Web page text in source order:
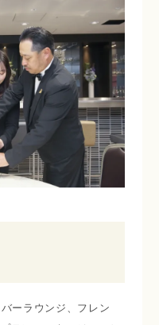
ーラウンジ、フレン